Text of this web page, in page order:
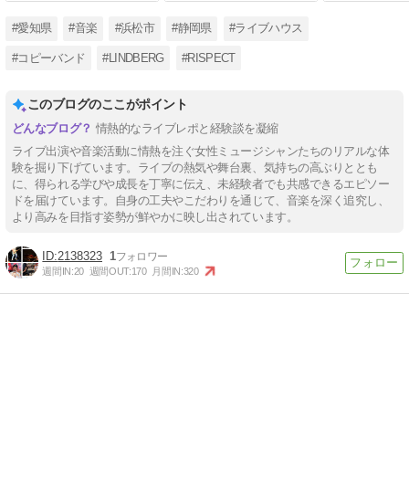
#愛知県 #音楽 #浜松市 #静岡県 #ライブハウス
#コピーバンド #LINDBERG #RISPECT
このブログのここがポイント
情熱的なライブレポと経験談を凝縮
ライブ出演や音楽活動に情熱を注ぐ女性ミュージシャンたちのリアルな体
験を掘り下げています。ライブの熱気や舞台裏、気持ちの高ぶりととも
に、得られる学びや成長を丁寧に伝え、未経験者でも共感できるエピソー
ドを届けています。自身の工夫やこだわりを通じて、音楽を深く追究し、
より高みを目指す姿勢が鮮やかに映し出されています。
2138323 1
週間IN:20 週間OUT:170 月間IN:320